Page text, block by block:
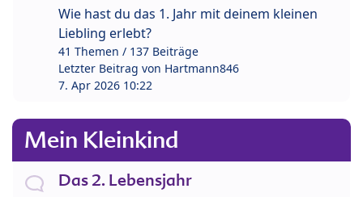
Wie hast du das 1. Jahr mit deinem kleinen
Liebling erlebt?
41 Themen / 137 Beiträge
Letzter Beitrag von Hartmann846
7. Apr 2026 10:22
Mein Kleinkind
Das 2. Lebensjahr